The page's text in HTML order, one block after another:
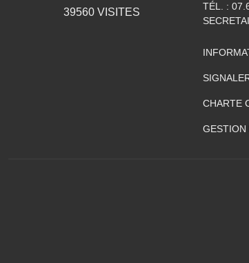
39560VISITES TÉL. :
CHARTE
GESTION